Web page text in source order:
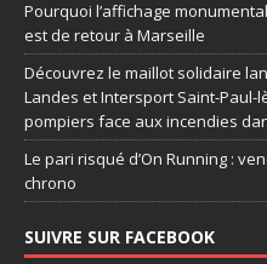
Pourquoi l’affichage
est de retour à Marseille
Découvrez le maillot solidaire
Landes et Intersport Saint-
pompiers face aux incendies
Le pari risqué d’On Running :
chrono
SUIVRE SUR FACEBOOK